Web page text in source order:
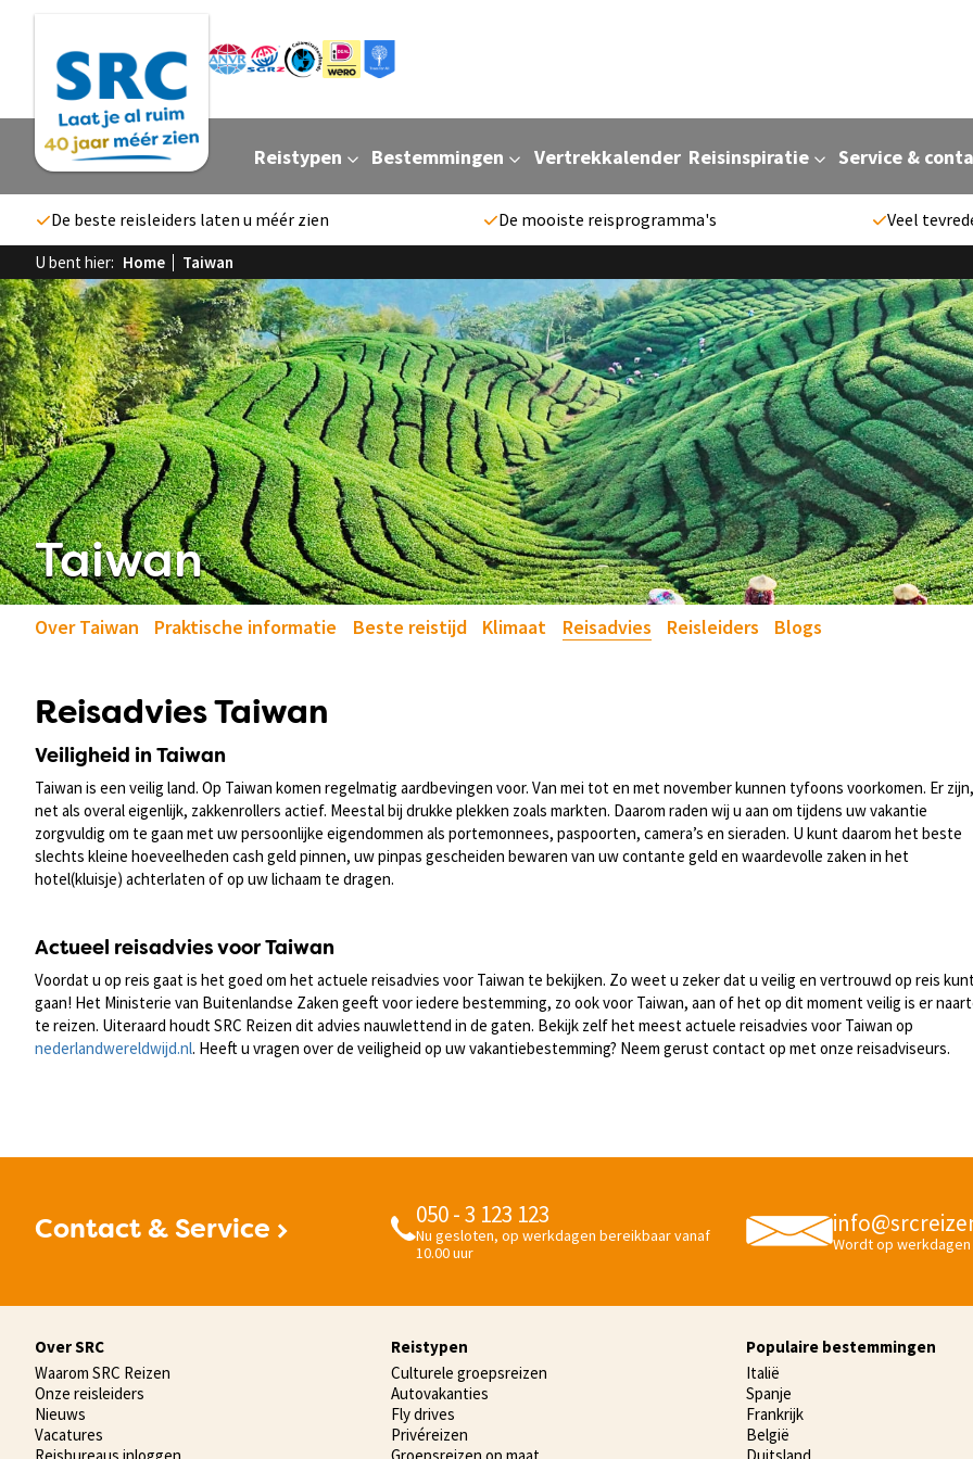
Reistypen Bestemmingen Vertrekkalender Reisinspiratie Service &
De beste reisleiders laten u méér zien De mooiste reisprogramma's Veel
U bent hier: Home Taiwan
Taiwan
Over Taiwan Praktische informatie Beste reistijd Klimaat Reisadvies Reisleiders Blogs
Reisadvies Taiwan
Veiligheid in Taiwan
Taiwan is een veilig land. Op Taiwan komen regelmatig aardbevingen voor. Van mei tot en met november kunnen tyfoons voorkomen. Er zijn,
net als overal eigenlijk, zakkenrollers actief. Meestal bij drukke plekken zoals markten. Daarom raden wij u aan om tijdens uw vakantie
zorgvuldig om te gaan met uw persoonlijke eigendommen als portemonnees, paspoorten, camera’s en sieraden. U kunt daarom het beste
slechts kleine hoeveelheden cash geld pinnen, uw pinpas gescheiden bewaren van uw contante geld en waardevolle zaken in het
hotel(kluisje) achterlaten of op uw lichaam te dragen.
Actueel reisadvies voor Taiwan
Voordat u op reis gaat is het goed om het actuele reisadvies voor Taiwan te bekijken. Zo weet u zeker dat u veilig en vertrouwd op reis
gaan! Het Ministerie van Buitenlandse Zaken geeft voor iedere bestemming, zo ook voor Taiwan, aan of het op dit moment veilig is er
te reizen. Uiteraard houdt SRC Reizen dit advies nauwlettend in de gaten. Bekijk zelf het meest actuele reisadvies voor Taiwan op
nederlandwereldwijd.nl. Heeft u vragen over de veiligheid op uw vakantiebestemming? Neem gerust contact op met onze reisadviseurs.
Contact & Service
050 - 3 123 123
Nu gesloten, op werkdagen bereikbaar vanaf
10.00 uur
Wordt op
Over SRC
Waarom SRC Reizen
Onze reisleiders
Nieuws
Vacatures
Reisbureaus inloggen
Reistypen
Culturele groepsreizen
Autovakanties
Fly drives
Privéreizen
Groepsreizen op maat
Populaire bestemmingen
Italië
Spanje
Frankrijk
België
Duitsland